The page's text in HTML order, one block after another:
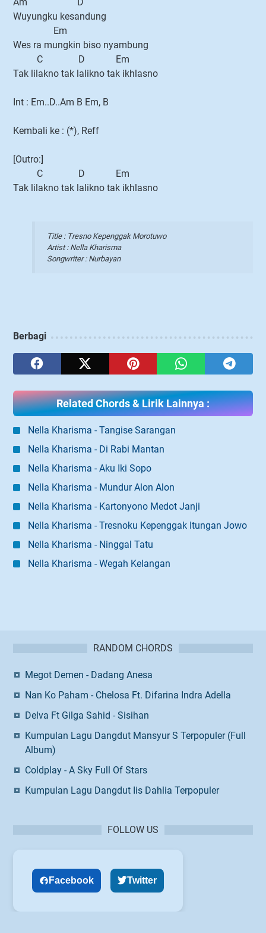
Wuyungku kesandung
Em
Wes ra mungkin biso nyambung
C D Em
Tak lilakno tak lalikno tak ikhlasno
Int : Em..D..Am B Em, B
Kembali ke : (*), Reff
[Outro:]
C D Em
Tak lilakno tak lalikno tak ikhlasno
Title : Tresno Kepenggak Morotuwo
Artist : Nella Kharisma
Songwriter : Nurbayan
Berbagi
Related Chords & Lirik Lainnya :
Nella Kharisma - Tangise Sarangan
Nella Kharisma - Di Rabi Mantan
Nella Kharisma - Aku Iki Sopo
Nella Kharisma - Mundur Alon Alon
Nella Kharisma - Kartonyono Medot Janji
Nella Kharisma - Tresnoku Kepenggak Itungan Jowo
Nella Kharisma - Ninggal Tatu
Nella Kharisma - Wegah Kelangan
RANDOM CHORDS
Megot Demen - Dadang Anesa
Nan Ko Paham - Chelosa Ft. Difarina Indra Adella
Delva Ft Gilga Sahid - Sisihan
Kumpulan Lagu Dangdut Mansyur S Terpopuler (Full
Album)
Coldplay - A Sky Full Of Stars
Kumpulan Lagu Dangdut Iis Dahlia Terpopuler
FOLLOW US
Facebook Twitter